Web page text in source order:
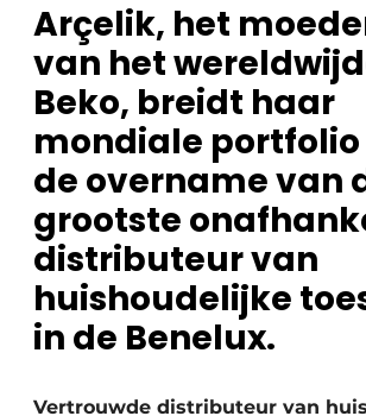
Arçelik, het
van het
Beko, breidt haar
mondiale
de overname van
grootste
distributeur van
huishoudelijke
in de Benelux.
Vertrouwde distributeur van